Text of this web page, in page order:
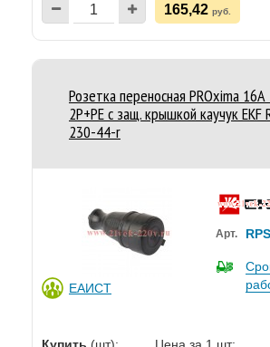
165,42 руб.
Розетка переносная PROxima
2P+PE с защ. крышкой каучук
230-44-r
ЕАИСТ
Арт.
Купить (шт): Цена за 1 шт: